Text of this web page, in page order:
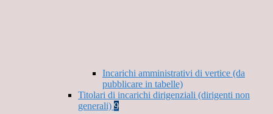
Incarichi amministrativi di vertice (da
pubblicare in tabelle)
Titolari di incarichi dirigenziali (dirigenti non
generali) 9